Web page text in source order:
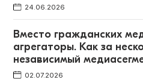
24.06.2026
Вместо гражданских
агрегаторы. Как за
независимый
02.07.2026